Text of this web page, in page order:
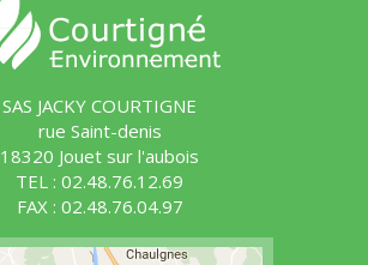
SAS JACKY COURTIGNE
rue Saint-denis
18320 Jouet sur l'aubois
TEL : 02.48.76.12.69
FAX : 02.48.76.04.97